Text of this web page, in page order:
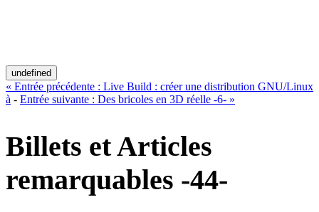
undefined
« Entrée précédente : Live Build : créer une distribution GNU/Linux
à - Entrée suivante : Des bricoles en 3D réelle -6- »
Billets et Articles
remarquables -44-